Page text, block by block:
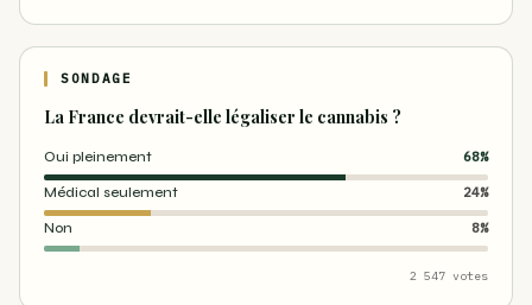
SONDAGE
La France devrait-elle légaliser le cannabis ?
Oui pleinement 68%
Médical seulement 24%
Non 8%
2 547 votes